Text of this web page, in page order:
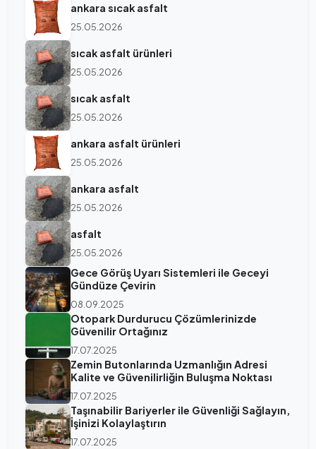
ankara sıcak asfalt
25.05.2026
sıcak asfalt ürünleri
25.05.2026
sıcak asfalt
25.05.2026
ankara asfalt ürünleri
25.05.2026
ankara asfalt
25.05.2026
asfalt
25.05.2026
Gece Görüş Uyarı Sistemleri ile Geceyi
Gündüze Çevirin
08.09.2025
Otopark Durdurucu Çözümlerinizde
Güvenilir Ortağınız
17.07.2025
Zemin Butonlarında Uzmanlığın Adresi
Kalite ve Güvenilirliğin Buluşma Noktası
17.07.2025
Taşınabilir Bariyerler ile Güvenliği Sağlayın,
İşinizi Kolaylaştırın
17.07.2025